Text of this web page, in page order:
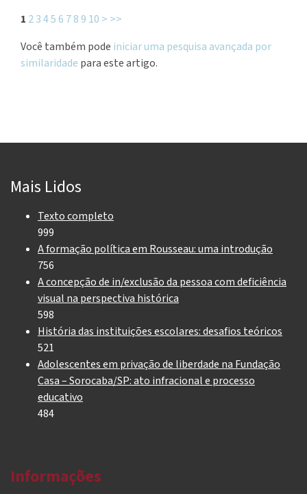
1 2345 6 78 9 10 > >>
Você também pode iniciar uma pesquisa avançada por
similaridade para este artigo.
Mais Lidos
Texto completo
999
A formação política em Rousseau: uma introdução
756
A concepção de in/exclusão da pessoa com deficiência
visual na perspectiva histórica
598
História das instituições escolares: desafios teóricos
521
Adolescentes em privação de liberdade na Fundação
Casa – Sorocaba/SP: ato infracional e processo
educativo
484
Informações